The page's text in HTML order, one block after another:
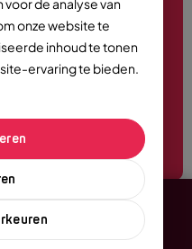
de analyse van
onze website te
inhoud te tonen
ervaring te bieden.